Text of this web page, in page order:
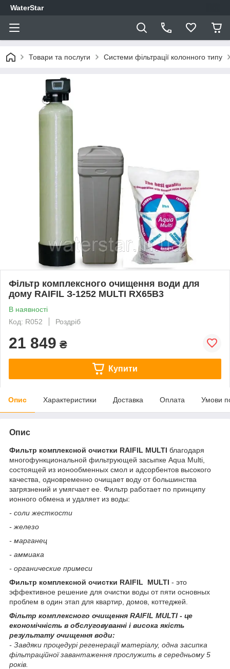
WaterStar
Товари та послуги Системи фільтрації колонного типу
Фільтр комплексного очищення води для
дому RAIFIL З-1252 MULTI RX65B3
В наявності
Код: R052
Роздріб
21 849 ₴
Купити
Опис Характеристики Доставка Оплата Умови
Опис
Фильтр комплексной очистки RAIFIL MULTI благодаря
многофункциональной фильтрующей засыпке Aqua Multi,
состоящей из ионообменных смол и адсорбентов высокого
качества, одновременно очищает воду от большинства
загрязнений и умягчает ее. Фильтр работает по принципу
ионного обмена и удаляет из воды:
- соли жесткости
- железо
- марганец
- аммиака
- органические примеси
Фильтр комплексной очистки RAIFIL
MULTI - это
эффективное решение для очистки воды от пяти основных
проблем в один этап для квартир, домов, коттеджей.
Фільтр комплексного очищення RAIFIL MULTI - це
економічність в обслуговуванні і висока якість
результату очищення води:
- Завдяки процедурі регенерації матеріалу, одна засипка
фільтраційної завантаження прослужить в середньому 5
років.